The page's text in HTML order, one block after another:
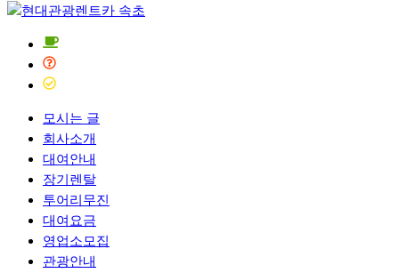
모시는 글
회사소개
대여안내
장기렌탈
투어리무진
대여요금
영업소모집
관광안내